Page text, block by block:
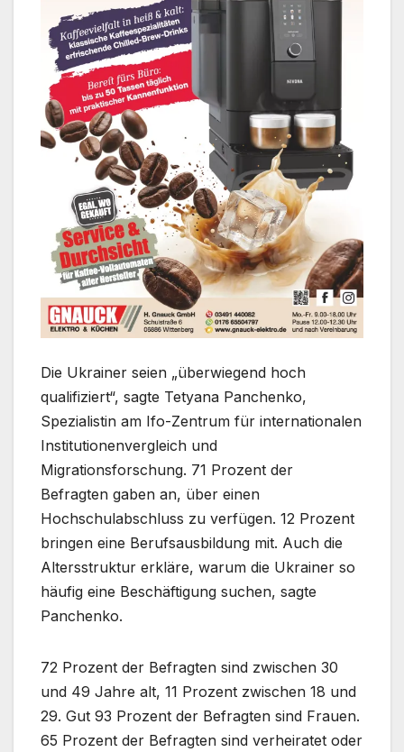
Die Ukrainer seien „überwiegend hoch
qualifiziert“, sagte Tetyana Panchenko,
Spezialistin am Ifo-Zentrum für internationalen
Institutionenvergleich und
Migrationsforschung. 71 Prozent der
Befragten gaben an, über einen
Hochschulabschluss zu verfügen. 12 Prozent
bringen eine Berufsausbildung mit. Auch die
Altersstruktur erkläre, warum die Ukrainer so
häufig eine Beschäftigung suchen, sagte
Panchenko.
72 Prozent der Befragten sind zwischen 30
und 49 Jahre alt, 11 Prozent zwischen 18 und
29. Gut 93 Prozent der Befragten sind Frauen.
65 Prozent der Befragten sind verheiratet oder